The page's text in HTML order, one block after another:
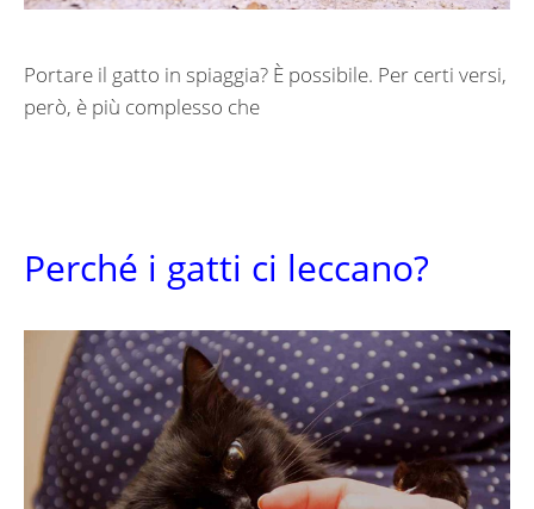
Portare il gatto in spiaggia? È possibile. Per certi versi,
però, è più complesso che
Perché i gatti ci leccano?